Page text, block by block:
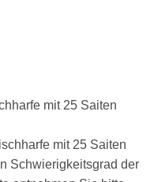
mit 25 Saiten
mit 25 Saiten
Schwierigkeitsgrad der